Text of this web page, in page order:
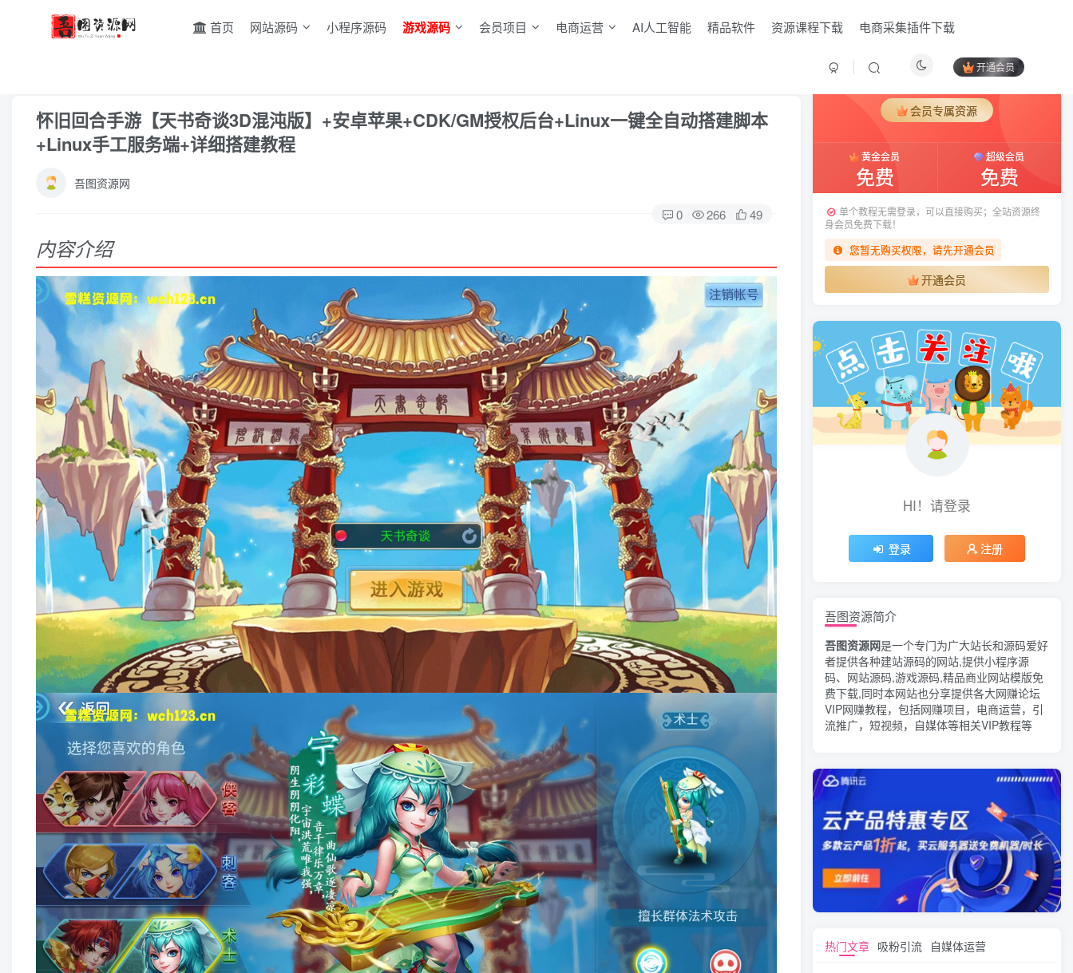
首页 网站源码 小程序源码 游戏源码 会员项目 电商运营 AI人工智能 精品软件 资源课程下载 电商采集插件下载
开通会员
怀旧回合手游【天书奇谈3D混沌版】+安卓苹果+CDK/GM授权后台+Linux一键全自动搭建脚本
+Linux手工服务端+详细搭建教程
吾图资源网
0 266 49
内容介绍
HI！请登录
登录 注册
付费阅读
会员专属资源
黄金会员
免费
超级会员
免费
单个教程无需登录，可以直接购买；全站资源终
身会员免费下载！
您暂无购买权限，请先开通会员
开通会员
HI！请登录
登录 注册
吾图资源简介
吾图资源网是一个专门为广大站长和源码爱好
者提供各种建站源码的网站,提供小程序源
码、网站源码,游戏源码,精品商业网站模版免
费下载,同时本网站也分享提供各大网赚论坛
VIP网赚教程，包括网赚项目，电商运营，引
流推广，短视频，自媒体等相关VIP教程等
热门文章 吸粉引流 自媒体运营